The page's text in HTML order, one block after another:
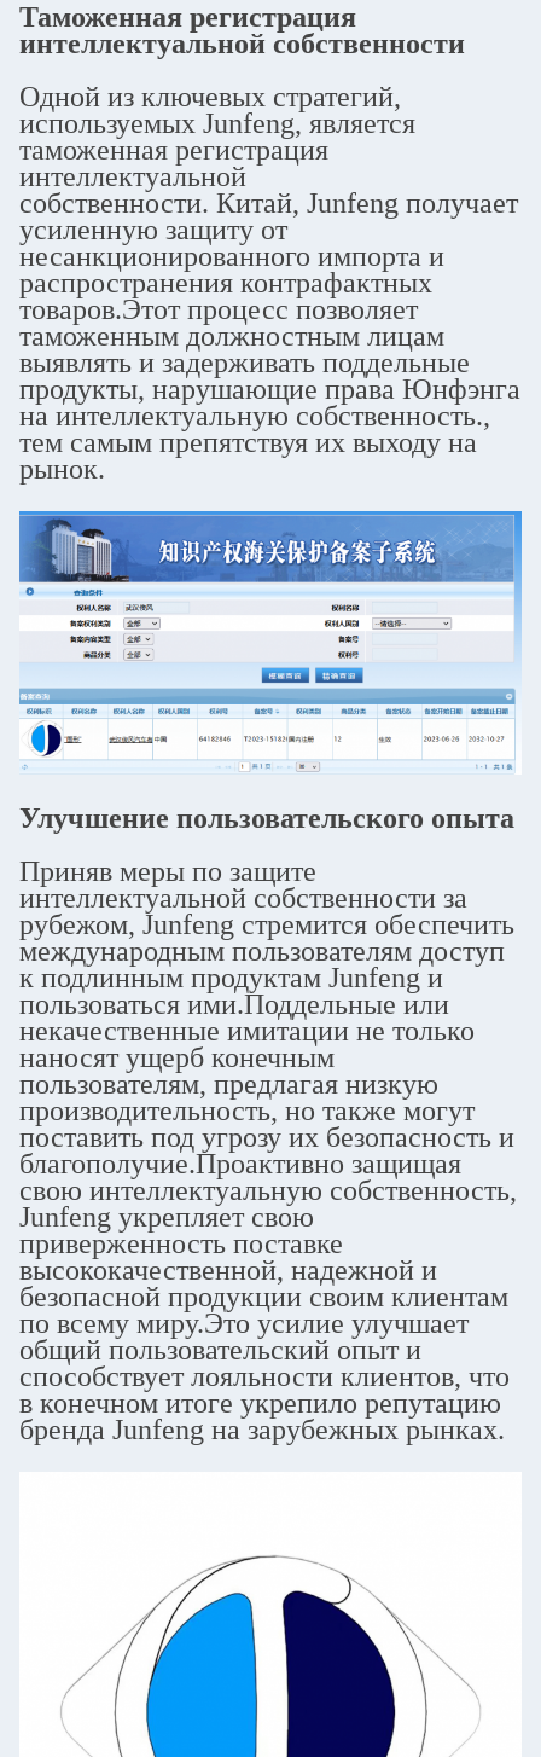
Таможенная регистрация
интеллектуальной собственности
Одной из ключевых стратегий,
используемых Junfeng, является
таможенная регистрация
интеллектуальной
собственности. Китай, Junfeng получает
усиленную защиту от
несанкционированного импорта и
распространения контрафактных
товаров.Этот процесс позволяет
таможенным должностным лицам
выявлять и задерживать поддельные
продукты, нарушающие права Юнфэнга
на интеллектуальную собственность.,
тем самым препятствуя их выходу на
рынок.
Улучшение пользовательского опыта
Приняв меры по защите
интеллектуальной собственности за
рубежом, Junfeng стремится обеспечить
международным пользователям доступ
к подлинным продуктам Junfeng и
пользоваться ими.Поддельные или
некачественные имитации не только
наносят ущерб конечным
пользователям, предлагая низкую
производительность, но также могут
поставить под угрозу их безопасность и
благополучие.Проактивно защищая
свою интеллектуальную собственность,
Junfeng укрепляет свою
приверженность поставке
высококачественной, надежной и
безопасной продукции своим клиентам
по всему миру.Это усилие улучшает
общий пользовательский опыт и
способствует лояльности клиентов, что
в конечном итоге укрепило репутацию
бренда Junfeng на зарубежных рынках.